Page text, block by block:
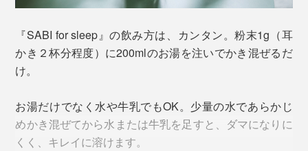
第三者機関での検査により、有害物質やTHCを含有して
いないことも証明されており、国内のISO取得工場で徹
底した衛生・品質管理のもと、お茶に加工されていま
す。
ほうじ茶の焙煎の時間や度合いにもこだわり、茶葉をま
るごと粉砕することで、お茶の香りや有効成分を最大限
に抽出しています。
用していないため、就寝前の一杯として最適。
CBD特有の苦味はお茶の渋みと調和し、言われなければ
『SABI for sleep』の飲み方は、カンタン。粉末1g（耳
かき２杯分程度）に200mlのお湯を注いでかき混ぜるだ
け。
お湯だけでなく水や牛乳でもOK。少量の水であらかじ
めかき混ぜてから水または牛乳を足すと、ダマになりに
くく、キレイに溶けます。